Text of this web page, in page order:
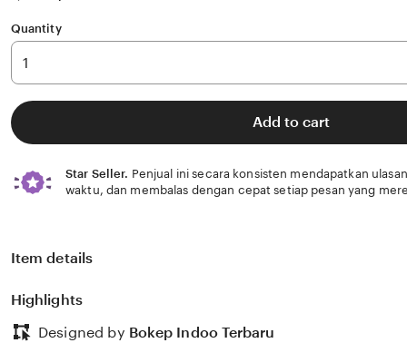
Quantity
Add to cart
Star Seller. Penjual ini secara konsisten mendapatkan
waktu, dan membalas dengan cepat setiap pesan yang
Item details
Highlights
Designed by Bokep Indoo Terbaru